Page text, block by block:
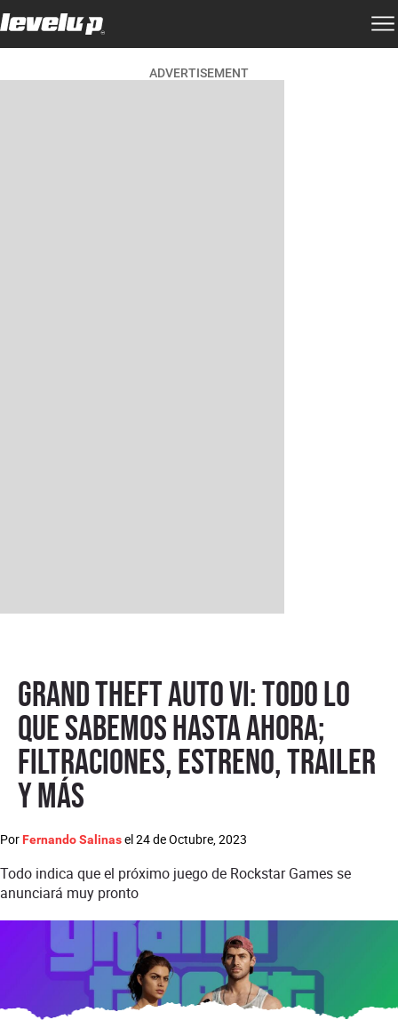
ADVERTISEMENT
Grand Theft Auto VI: todo lo
que sabemos hasta ahora;
filtraciones, estreno, trailer
y más
Por Fernando Salinasel24 de Octubre, 2023
Todo indica que el próximo juego de Rockstar Games se
anunciará muy pronto